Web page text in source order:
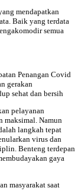
mendapatkan
Baik yang terdata
semua
Penangan Covid
gerakan
sehat dan bersih
pelayanan
maksimal. Namun
langkah tepat
virus dan
Benteng terdepan
gaya
masyarakat saat